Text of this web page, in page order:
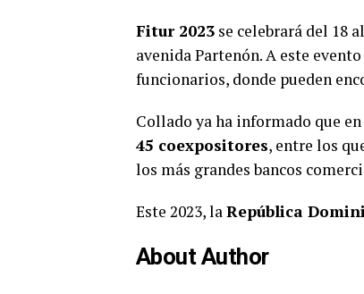
Fitur 2023 se celebrará del 18
avenida Partenón. A este
funcionarios, donde pueden
Collado ya ha informado que
45 coexpositores, entre los
los más grandes bancos
Este 2023, laRepública
About Author